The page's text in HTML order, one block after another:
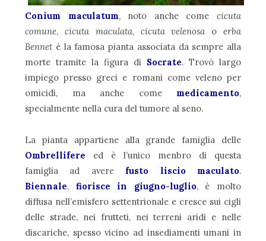
Conium maculatum, noto anche comecicuta
comune, cicuta maculata, cicuta velenosa oerba
Bennetè la famosa pianta associata da sempre alla
morte tramite la figura di Socrate. Trovò largo
impiego presso greci e romani come veleno per
omicidi, ma anche come medicamento,
specialmente nella cura del tumore al seno.
La pianta appartiene alla grande famiglia delle
Ombrellifere ed è l’unico menbro di questa
famiglia ad avere fusto liscio maculato.
Biennale, fiorisce in giugno-luglio, è molto
diffusa nell’emisfero settentrionale e cresce sui cigli
delle strade, nei frutteti, nei terreni aridi e nelle
discariche, spesso vicino ad insediamenti umani in